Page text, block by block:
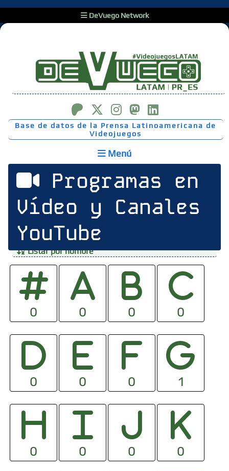
DeVuego Network
Base de datos de la Prensa Latinoamericana de
Videojuegos
Menú
Programas en
Vídeo y Canales
YouTube
Listar por nombre
0 0 0 0
0 0 0 1
0 0 0 0